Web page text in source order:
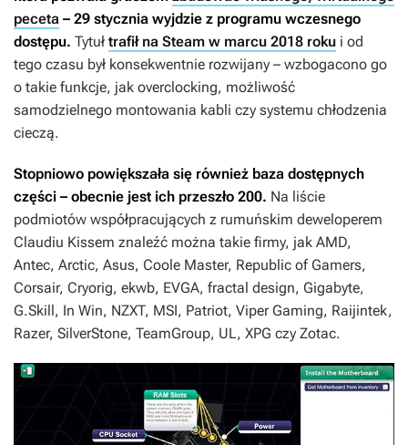
peceta – 29 stycznia wyjdzie z programu wczesnego
dostępu. Tytuł trafił na Steam w marcu 2018 roku i od
tego czasu był konsekwentnie rozwijany – wzbogacono go
o takie funkcje, jak overclocking, możliwość
samodzielnego montowania kabli czy systemu chłodzenia
cieczą.
Stopniowo powiększała się również baza dostępnych
części – obecnie jest ich przeszło 200. Na liście
podmiotów współpracujących z rumuńskim deweloperem
Claudiu Kissem znaleźć można takie firmy, jak AMD,
Antec, Arctic, Asus, Coole Master, Republic of Gamers,
Corsair, Cryorig, ekwb, EVGA, fractal design, Gigabyte,
G.Skill, In Win, NZXT, MSI, Patriot, Viper Gaming, Raijintek,
Razer, SilverStone, TeamGroup, UL, XPG czy Zotac.